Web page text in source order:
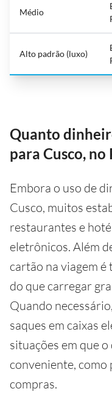
Médio
Alto padrão (luxo)
Quanto
para Cusco, no
Embora o uso de
Cusco, muitos
restaurantes e
eletrônicos. Além
cartão na viagem
do que carregar
Quando
saques em caixas
situações em que
conveniente, como
compras.